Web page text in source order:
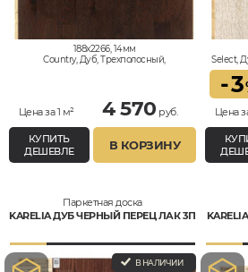
188x2266, 14мм
Country, Дуб, Трехполосный,
Цена за 1 м² 4 570 руб.
КУПИТЬ
ДЕШЕВЛЕ
В КОРЗИНУ
Select,
-3
Цена
Паркетная доска
KARELIA ДУБ ЧЕРНЫЙ ПЕРЕЦ ЛАК 3П
В НАЛИЧИИ